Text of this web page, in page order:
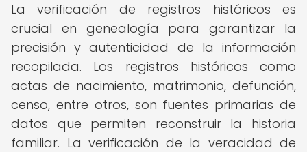
La verificación de registros históricos es
crucial en genealogía para garantizar la
precisión y autenticidad de la información
recopilada. Los registros históricos como
actas de nacimiento, matrimonio, defunción,
censo, entre otros, son fuentes primarias de
datos que permiten reconstruir la historia
familiar. La verificación de la veracidad de